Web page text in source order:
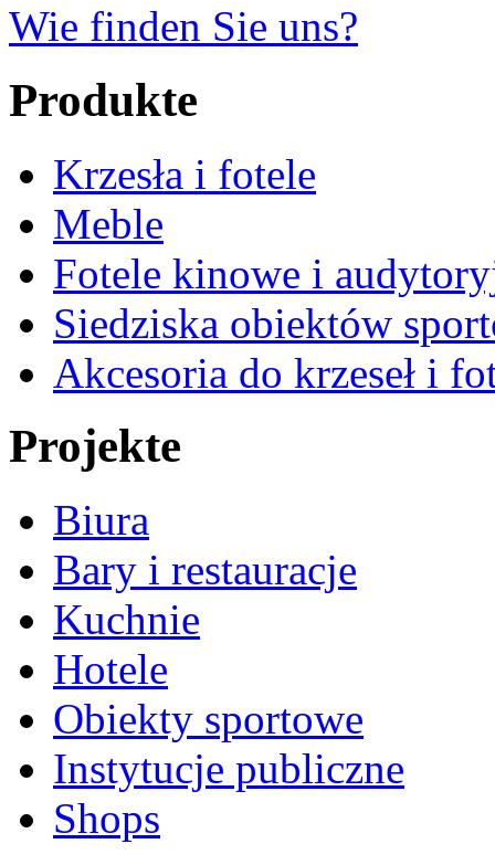
Wie finden Sie uns?
Produkte
Krzesła i fotele
Meble
Fotele kinowe i
Siedziska obiektów
Akcesoria do krzeseł i
Projekte
Biura
Bary i restauracje
Kuchnie
Hotele
Obiekty sportowe
Instytucje publiczne
Shops